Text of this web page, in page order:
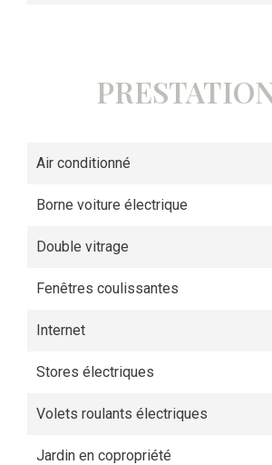
Air conditionné
Borne voiture électrique
Double vitrage
Fenêtres coulissantes
Internet
Stores électriques
Volets roulants électriques
Jardin en copropriété